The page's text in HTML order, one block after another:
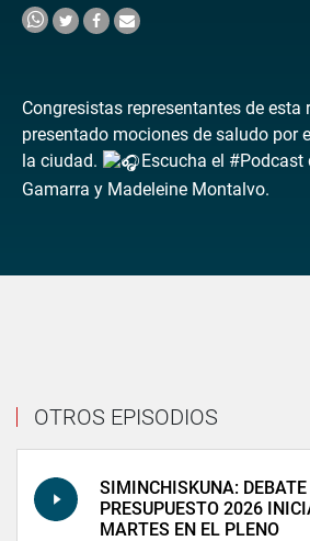
Congresistas representantes de esta
presentado mociones de saludo por
la ciudad.
Escucha el #Podcast
Gamarra y Madeleine Montalvo.
OTROS EPISODIOS
SIMINCHISKUNA: DEBATE
PRESUPUESTO 2026
MARTES EN EL PLENO